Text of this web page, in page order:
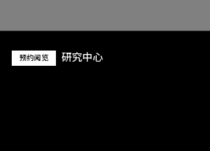
预约阅览 研究中心